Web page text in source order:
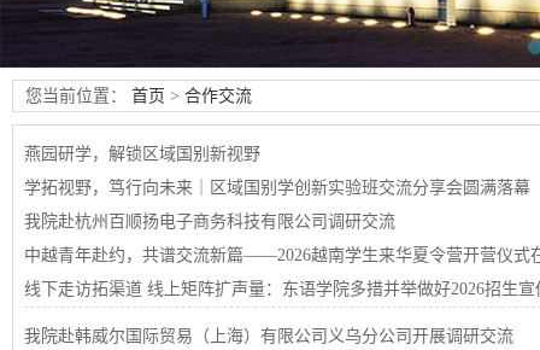
您当前位置： 首页 > 合作交流
燕园研学，解锁区域国别新视野
学拓视野，笃行向未来｜区域国别学创新实验班交流分享会圆满落幕
我院赴杭州百顺扬电子商务科技有限公司调研交流
中越青年赴约，共谱交流新篇——2026越南学生来华夏令营开营仪式
线下走访拓渠道 线上矩阵扩声量：东语学院多措并举做好2026招生宣
我院赴韩威尔国际贸易（上海）有限公司义乌分公司开展调研交流